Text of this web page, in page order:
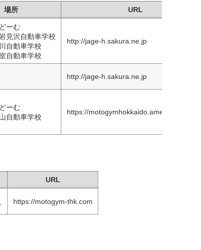
場所 URL
ーむ
見沢自動車学校
自動車学校
自動車学校
http://jage-h.sakura.ne.jp
http://jage-h.sakura.ne.jp
ーむ
自動車学校
https://motogymhokkaido.amebaownd.com
URL
https://motogym-thk.com